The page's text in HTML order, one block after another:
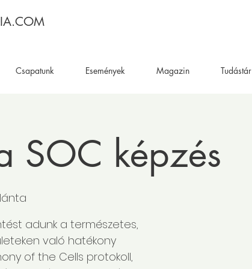
Csapatunk Események Magazin Tudástár
SOC képzés
adunk a természetes,
való hatékony
of the Cells protokoll,